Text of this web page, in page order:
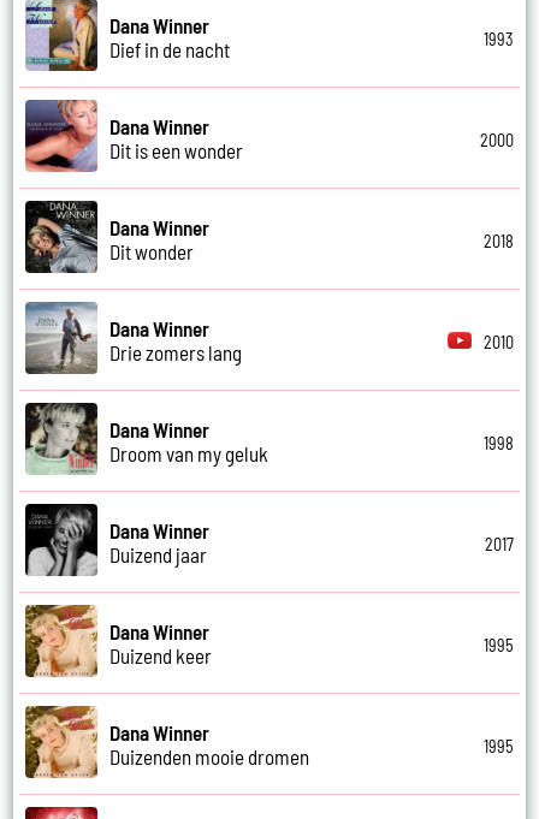
Dana Winner
Dief in de nacht
1993
Dana Winner
Dit is een wonder
2000
Dana Winner
Dit wonder
2018
Dana Winner
Drie zomers lang
2010
Dana Winner
Droom van my geluk
1998
Dana Winner
Duizend jaar
2017
Dana Winner
Duizend keer
1995
Dana Winner
Duizenden mooie dromen
1995